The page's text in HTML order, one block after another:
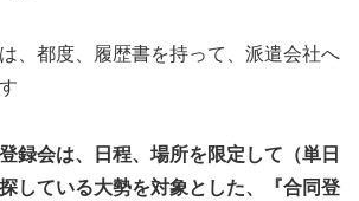
、都度、履歴書を持って、派遣会社へ
録会は、日程、場所を限定して（単日
している大勢を対象とした、『合同登